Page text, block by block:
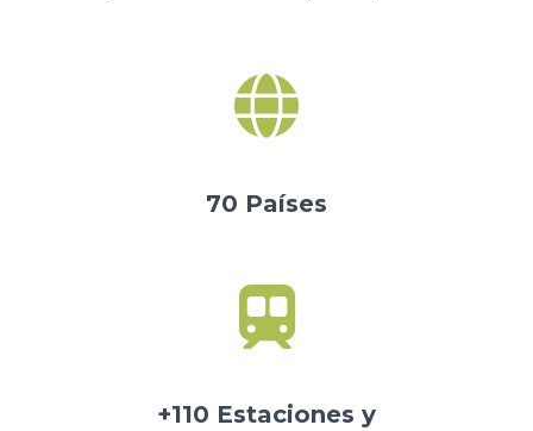
70 Países
+110 Estaciones y